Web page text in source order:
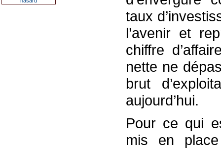
taux
l’avenir et
chiffre
nette ne
brut
aujourd’hui.
Pour ce qui
mis en